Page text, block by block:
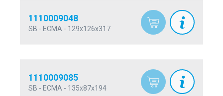
1110009048
SB - ECMA - 129x126x317
1110009085
SB - ECMA - 135x87x194